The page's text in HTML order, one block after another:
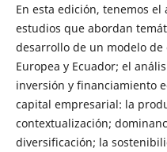
En esta edición, tenemos
estudios que abordan
desarrollo de un modelo
Europea y Ecuador; el
inversión y financiamiento
capital empresarial: la
contextualización;
diversificación; la